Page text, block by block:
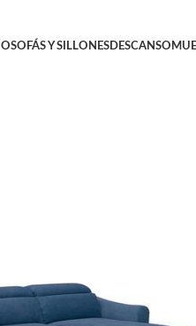
SOFÁS Y SILLONESDESCANSO